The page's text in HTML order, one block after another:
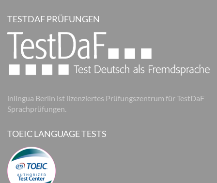
TESTDAF PRÜFUNGEN
inlingua Berlin ist lizenziertes Prüfungszentrum für TestDaF
Sprachprüfungen.
TOEIC LANGUAGE TESTS